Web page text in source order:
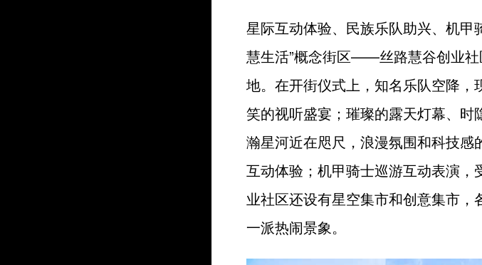
星际互动体验、民族乐队助兴、机
慧生活”概念街区——丝路慧谷创业
地。在开街仪式上，知名乐队空降
笑的视听盛宴；璀璨的露天灯幕、
瀚星河近在咫尺，浪漫氛围和科技
互动体验；机甲骑士巡游互动表演
业社区还设有星空集市和创意集市，
一派热闹景象。